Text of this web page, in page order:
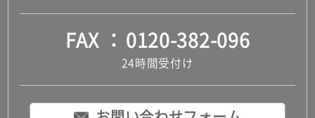
FAX 0120-382-096
24時間受付け